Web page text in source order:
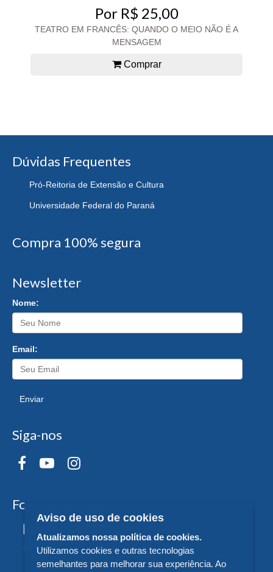
Por R$ 25,00
TEATRO EM FRANCÊS: QUANDO O MEIO NÃO É A
MENSAGEM
Comprar
Dúvidas Frequentes
Pró-Reitoria de Extensão e Cultura
Universidade Federal do Paraná
Compra 100% segura
Newsletter
Nome:
Email:
Enviar
Siga-nos
Formas de Pagamento
Aviso de uso de cookies
Atualizamos nossa política de cookies.
Utilizamos cookies e outras tecnologias
semelhantes para melhorar sua experiência. Ao